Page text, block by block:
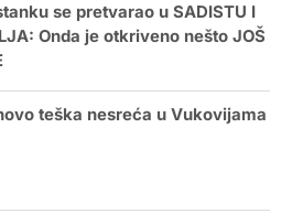
se pretvarao u SADISTU I
Onda je otkriveno nešto JOŠ
teška nesreća u Vukovijama